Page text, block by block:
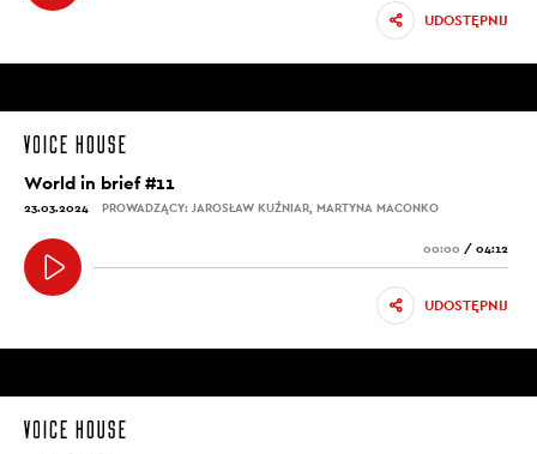
UDOSTĘPNIJ
World in brief #11
23.03.2024 PROWADZĄCY: JAROSŁAW KUŹNIAR, MARTYNA MACONKO
00:00 / 04:12
UDOSTĘPNIJ